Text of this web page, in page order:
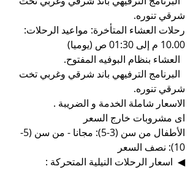
شرقي تنوره.
رحلات العشاء المتأخرة: مواعيد الرحلات:
10.00 م إلى 01:30 ص (يوميا)
  البرنامج الترفيهي باند شرقي وغربي تخت
شرقي تنوره.
الاسعار شاملة الخدمة و الضريبة .
اى مشروبات خارج السعر
الأطفال من سن (3-5): مجانا - من سن (5-
10): نصف السعر
◀  اسعار الرحلات النيلية المتحركة :